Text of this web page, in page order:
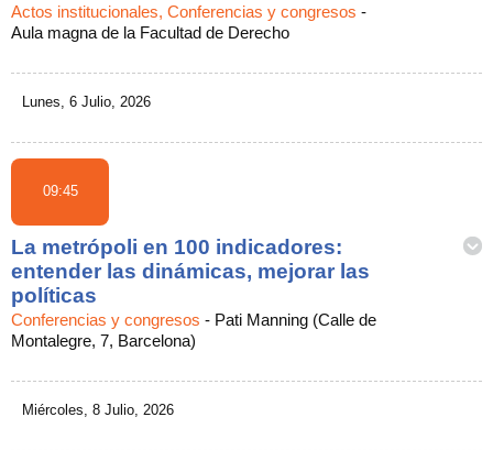
Actos institucionales, Conferencias y congresos -
Aula magna de la Facultad de Derecho
Lunes, 6 Julio, 2026
09:45
La metrópoli en 100 indicadores:
entender las dinámicas, mejorar las
políticas
Conferencias y congresos - Pati Manning (Calle de
Montalegre, 7, Barcelona)
Miércoles, 8 Julio, 2026